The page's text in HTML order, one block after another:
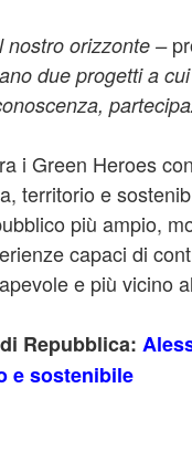
nostro orizzonte –
due progetti a
i Green Heroes
territorio e
più ampio,
capaci di
e più vicino
Repubblica:
e sostenibile